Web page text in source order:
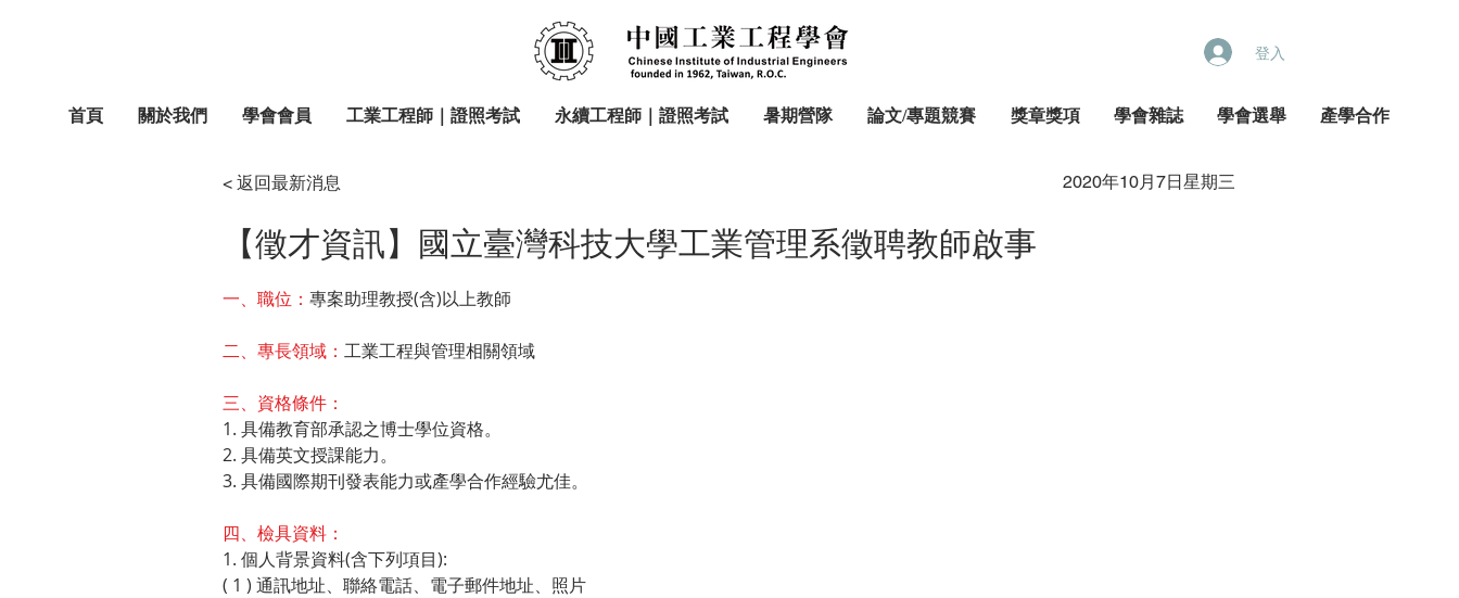
登入
首頁 關於我們 學會會員 工業工程師｜證照考試 永續工程師｜證照考試 暑期營隊 論文/專題競賽 獎章獎項 學會雜誌 學會選舉 產學合作
< 返回最新消息 2020年10月7日星期三
【徵才資訊】國立臺灣科技大學工業管理系徵聘教師啟事
一、職位： 專案助理教授(含)以上教師
二、專長領域： 工業工程與管理相關領域
三、資格條件：
1. 具備教育部承認之博士學位資格。
2. 具備英文授課能力。
3. 具備國際期刊發表能力或產學合作經驗尤佳。
四、檢具資料：
1. 個人背景資料(含下列項目):
( 1 ) 通訊地址、聯絡電話、電子郵件地址、照片